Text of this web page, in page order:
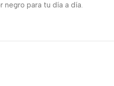
negro para tu día a día.